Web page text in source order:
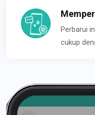
Perbarui
cukup